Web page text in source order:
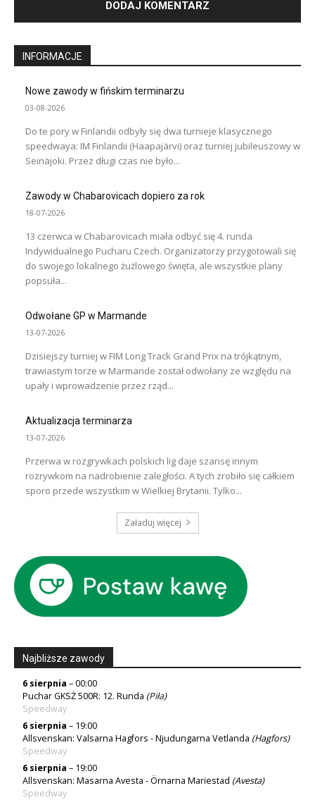
INFORMACJE
Nowe zawody w fińskim terminarzu
03-08-2026
Do te pory w Finlandii odbyły się dwa turnieje klasycznego
speedwaya: IM Finlandii (Haapajärvi) oraz turniej jubileuszowy w
Seinäjoki. Przez długi czas nie było...
Zawody w Chabarovicach dopiero za rok
18-07-2026
13 czerwca w Chabarovicach miała odbyć się 4. runda
Indywidualnego Pucharu Czech. Organizatorzy przygotowali się
do swojego lokalnego żużlowego święta, ale wszystkie plany
popsuła...
Odwołane GP w Marmande
13-07-2026
Dzisiejszy turniej w FIM Long Track Grand Prix na trójkątnym,
trawiastym torze w Marmande został odwołany ze względu na
upały i wprowadzenie przez rząd...
Aktualizacja terminarza
13-07-2026
Przerwa w rozgrywkach polskich lig daje szansę innym
rozrywkom na nadrobienie zaległości. A tych zrobiło się całkiem
sporo przede wszystkim w Wielkiej Brytanii. Tylko...
Załaduj więcej
Najbliższe zawody
6 sierpnia – 00:00
Puchar GKSŻ 500R: 12. Runda (Piła)
Speedway
6 sierpnia – 19:00
Allsvenskan: Valsarna Hagfors - Njudungarna Vetlanda (Hagfors)
Speedway
6 sierpnia – 19:00
Allsvenskan: Masarna Avesta - Örnarna Mariestad (Avesta)
Speedway